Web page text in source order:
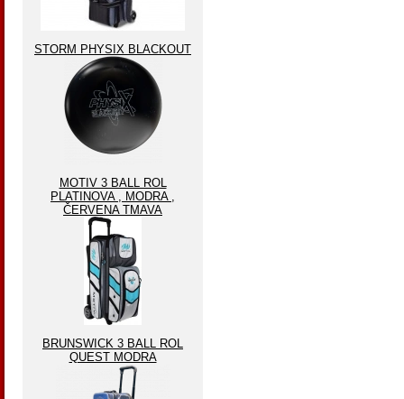
STORM PHYSIX BLACKOUT
MOTIV 3 BALL ROL
PLATINOVA , MODRA ,
ČERVENA TMAVA
BRUNSWICK 3 BALL ROL
QUEST MODRA